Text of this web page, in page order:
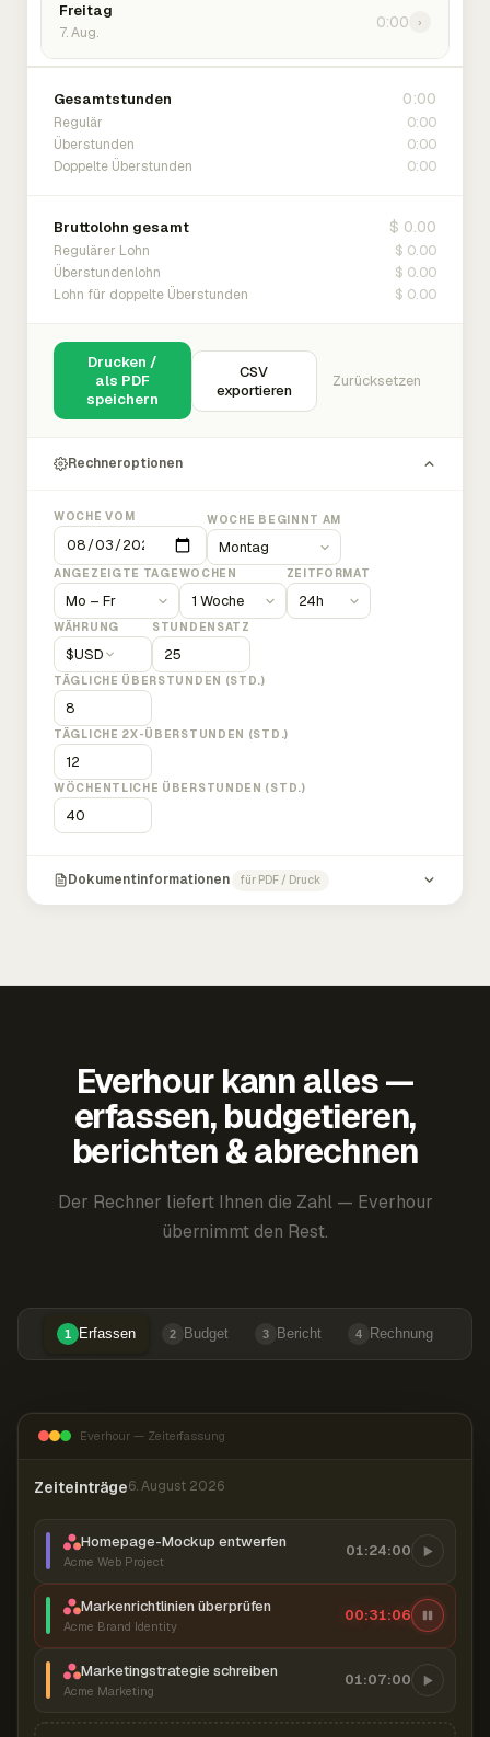
Freitag
7. Aug.
0:00 ›
Gesamtstunden 0:00
Regulär 0:00
Überstunden 0:00
Doppelte Überstunden 0:00
Bruttolohn gesamt $ 0.00
Regulärer Lohn $ 0.00
Überstundenlohn $ 0.00
Lohn für doppelte Überstunden $ 0.00
Drucken /
als PDF
speichern
CSV
exportieren
Zurücksetzen
Rechneroptionen
WOCHE VOM WOCHE BEGINNT AM
ANGEZEIGTE TAGEWOCHEN ZEITFORMAT
WÄHRUNG
$USD
STUNDENSATZ
TÄGLICHE ÜBERSTUNDEN (STD.)
TÄGLICHE 2X-ÜBERSTUNDEN (STD.)
WÖCHENTLICHE ÜBERSTUNDEN (STD.)
Dokumentinformationen für PDF / Druck
Everhour kann alles —
erfassen, budgetieren,
berichten & abrechnen
Der Rechner liefert Ihnen die Zahl — Everhour
übernimmt den Rest.
1 Erfassen 2 Budget 3 Bericht 4 Rechnung
Everhour — Zeiterfassung
Zeiteinträge6. August 2026
Homepage-Mockup entwerfen
Acme Web Project
01:24:00
Markenrichtlinien überprüfen
Acme Brand Identity
00:31:07
Marketingstrategie schreiben
Acme Marketing
01:07:00